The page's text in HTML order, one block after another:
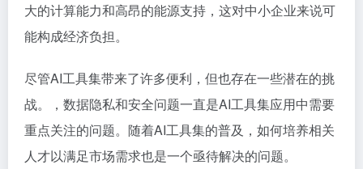
大的计算能力和高昂的能源支持，这对中小企业来说可
能构成经济负担。
尽管AI工具集带来了许多便利，但也存在一些潜在的挑
战。，数据隐私和安全问题一直是AI工具集应用中需要
重点关注的问题。随着AI工具集的普及，如何培养相关
人才以满足市场需求也是一个亟待解决的问题。